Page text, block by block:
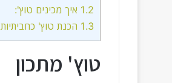
1.2 איך מכינים טוץ':
1.3 הכנת טוץ' כחביתיות
טוץ' מתכון